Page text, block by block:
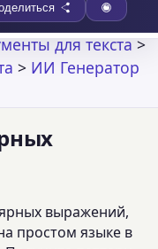
для текста>
> ИИ Генератор
выражений,
простом языке в